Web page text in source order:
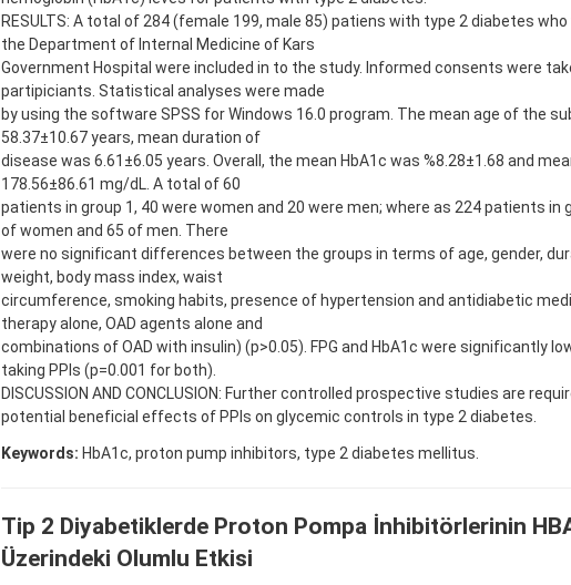
RESULTS: A total of 284 (female 199, male 85) patiens with type 2 diabetes
the Department of Internal Medicine of Kars
Government Hospital were included in to the study. Informed consents were
partipiciants. Statistical analyses were made
by using the software SPSS for Windows 16.0 program. The mean age of the
58.37±10.67 years, mean duration of
disease was 6.61±6.05 years. Overall, the mean HbA1c was %8.28±1.68 and
178.56±86.61 mg/dL. A total of 60
patients in group 1, 40 were women and 20 were men; where as 224 patients in
of women and 65 of men. There
were no significant differences between the groups in terms of age, gender,
weight, body mass index, waist
circumference, smoking habits, presence of hypertension and antidiabetic
therapy alone, OAD agents alone and
combinations of OAD with insulin) (p>0.05). FPG and HbA1c were significantly
taking PPIs (p=0.001 for both).
DISCUSSION AND CONCLUSION: Further controlled prospective studies are
potential beneficial effects of PPIs on glycemic controls in type 2 diabetes.
Keywords: HbA1c, proton pump inhibitors, type 2 diabetes mellitus.
Tip 2 Diyabetiklerde Proton Pompa İnhibitörlerinin
Üzerindeki Olumlu Etkisi